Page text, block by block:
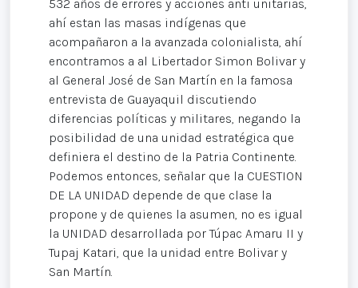
532 años de errores y acciones anti unitarias,
ahí estan las masas indígenas que
acompañaron a la avanzada colonialista, ahí
encontramos a al Libertador Simon Bolivar y
al General José de San Martín en la famosa
entrevista de Guayaquil discutiendo
diferencias políticas y militares, negando la
posibilidad de una unidad estratégica que
definiera el destino de la Patria Continente.
Podemos entonces, señalar que la CUESTION
DE LA UNIDAD depende de que clase la
propone y de quienes la asumen, no es igual
la UNIDAD desarrollada por Túpac Amaru II y
Tupaj Katari, que la unidad entre Bolivar y
San Martín.